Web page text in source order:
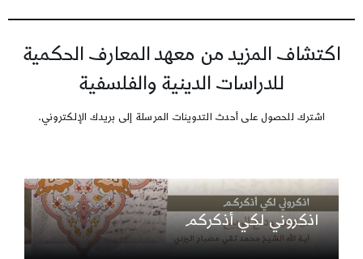
اكتشاف المزيد من معهد المعارف الحكمية
للدراسات الدينية والفلسفية
اشترك للحصول على أحدث التدوينات المرسلة إلى بريدك الإلكتروني.
اذكروني لكي أذكركم